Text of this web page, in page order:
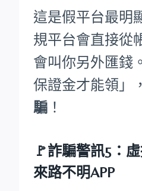
這是假平台最明
規平台會直接從
會叫你另外匯錢
保證金才能領」，
騙 ！
🚩詐騙警訊5：
來路不明APP